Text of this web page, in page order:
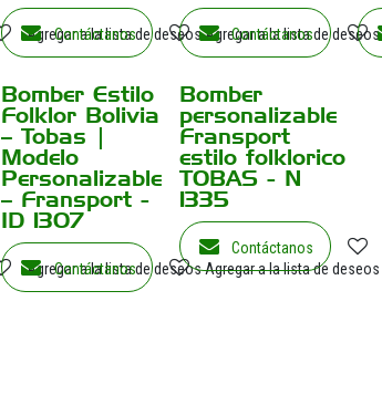
Agregar a la lista de deseos
Contáctanos Agregar a la lista de deseos
Contáctanos
Agregar a la lista de deseos
¡Nuevo!
Bomber Estilo
Folklor Bolivia
– Tobas |
Modelo
Personalizable
– Fransport -
ID 1307
Contáctanos Agregar a la lista de deseos
Bomber
personalizable
Fransport
estilo folklorico
TOBAS - N
1335
Contáctanos